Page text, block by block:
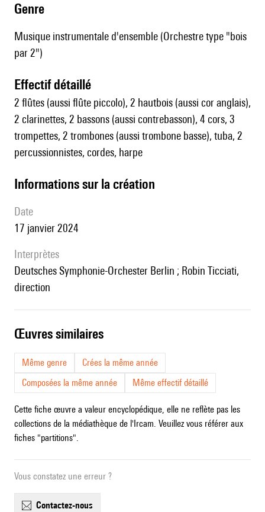
genre
Musique instrumentale d'ensemble (Orchestre type "bois
par 2")
effectif détaillé
2 flûtes (aussi flûte piccolo), 2 hautbois (aussi cor anglais),
2 clarinettes, 2 bassons (aussi contrebasson), 4 cors, 3
trompettes, 2 trombones (aussi trombone basse), tuba, 2
percussionnistes, cordes, harpe
informations sur la création
date
17 janvier 2024
interprètes
Deutsches Symphonie-Orchester Berlin ; Robin Ticciati,
direction
œuvres similaires
Même genre
Crées la même année
Composées la même année
Même effectif détaillé
Cette fiche œuvre a valeur encyclopédique, elle ne reflète pas les
collections de la médiathèque de l'Ircam. Veuillez vous référer aux
fiches "partitions".
Vous constatez une erreur ?
contactez-nous